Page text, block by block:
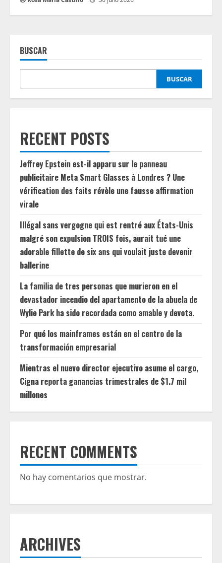
BUSCAR
BUSCAR
RECENT POSTS
Jeffrey Epstein est-il apparu sur le panneau
publicitaire Meta Smart Glasses à Londres ? Une
vérification des faits révèle une fausse affirmation
virale
Illégal sans vergogne qui est rentré aux États-Unis
malgré son expulsion TROIS fois, aurait tué une
adorable fillette de six ans qui voulait juste devenir
ballerine
La familia de tres personas que murieron en el
devastador incendio del apartamento de la abuela de
Wylie Park ha sido recordada como amable y devota.
Por qué los mainframes están en el centro de la
transformación empresarial
Mientras el nuevo director ejecutivo asume el cargo,
Cigna reporta ganancias trimestrales de $1.7 mil
millones
RECENT COMMENTS
No hay comentarios que mostrar.
ARCHIVES